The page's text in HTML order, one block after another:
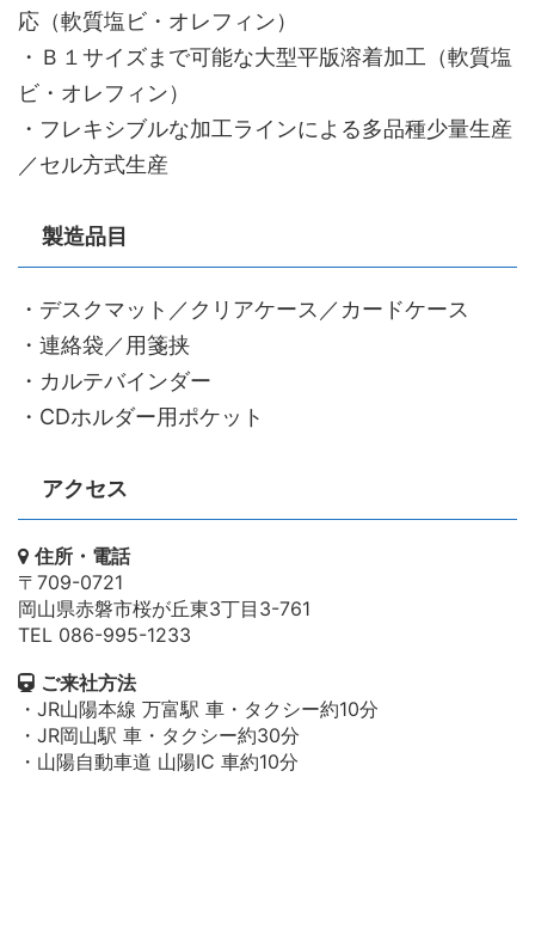
応（軟質塩ビ・オレフィン）
・Ｂ１サイズまで可能な大型平版溶着加工（軟質塩
ビ・オレフィン）
・フレキシブルな加工ラインによる多品種少量生産
／セル方式生産
製造品目
・デスクマット／クリアケース／カードケース
・連絡袋／用箋挟
・カルテバインダー
・CDホルダー用ポケット
アクセス
住所・電話
〒709-0721
岡山県赤磐市桜が丘東3丁目3-761
TEL 086-995-1233
ご来社方法
・JR山陽本線 万富駅 車・タクシー約10分
・JR岡山駅 車・タクシー約30分
・山陽自動車道 山陽IC 車約10分